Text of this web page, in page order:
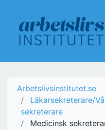
Arbetslivsinstitutet.se
Läkarsekreterare/
sekreterare
Medicinsk